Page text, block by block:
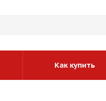
Как купить